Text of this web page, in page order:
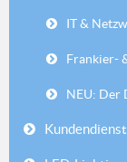
IT &
Frankier-
NEU: Der
Kundendienst